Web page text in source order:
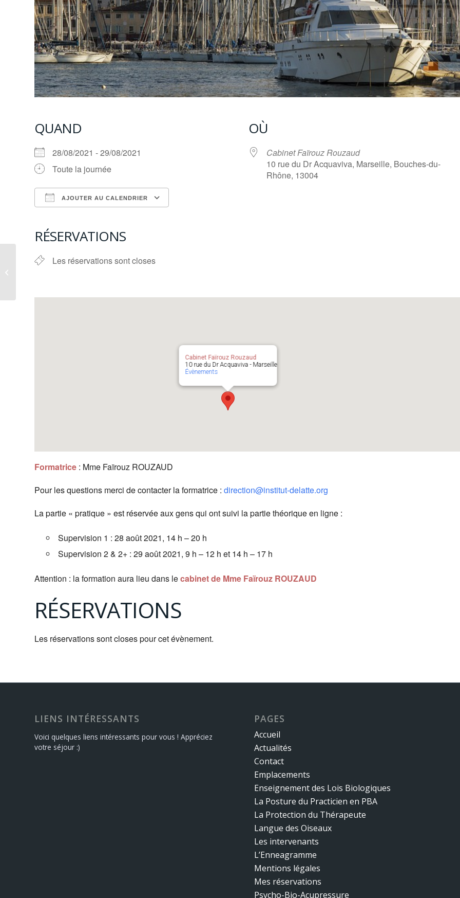
QUAND
28/08/2021 - 29/08/2021
Toute la journée
AJOUTER AU CALENDRIER
RÉSERVATIONS
Les réservations sont closes
OÙ
Cabinet Faïrouz Rouzaud
10 rue du Dr Acquaviva, Marseille, Bouches-du-
Rhône, 13004
Cabinet Faïrouz Rouzaud
10 rue du Dr Acquaviva - Marseille
Évènements
Formatrice : Mme Faïrouz ROUZAUD
Pour les questions merci de contacter la formatrice : direction@institut-delatte.org
La partie « pratique » est réservée aux gens qui ont suivi la partie théorique en ligne :
Supervision 1 : 28 août 2021, 14 h – 20 h
Supervision 2 & 2+ : 29 août 2021, 9 h – 12 h et 14 h – 17 h
Attention : la formation aura lieu dans lecabinet de Mme Faïrouz ROUZAUD
RÉSERVATIONS
Les réservations sont closes pour cet évènement.
LIENS INTÉRESSANTS
Voici quelques liens intéressants pour vous ! Appréciez
votre séjour :)
PAGES
Accueil
Actualités
Contact
Emplacements
Enseignement des Lois Biologiques
La Posture du Practicien en PBA
La Protection du Thérapeute
Langue des Oiseaux
Les intervenants
L’Enneagramme
Mentions légales
Mes réservations
Psycho-Bio-Acupressure
Formation Supervision